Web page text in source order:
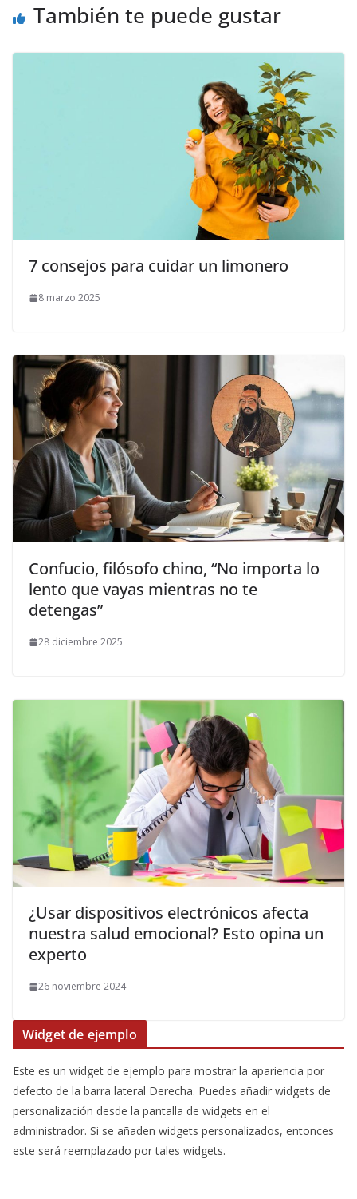
También te puede gustar
7 consejos para cuidar un limonero
8 marzo 2025
Confucio, filósofo chino, “No importa lo
lento que vayas mientras no te
detengas”
28 diciembre 2025
¿Usar dispositivos electrónicos afecta
nuestra salud emocional? Esto opina un
experto
26 noviembre 2024
Widget de ejemplo
Este es un widget de ejemplo para mostrar la apariencia por
defecto de la barra lateral Derecha. Puedes añadir widgets de
personalización desde la pantalla de widgets en el
administrador. Si se añaden widgets personalizados, entonces
este será reemplazado por tales widgets.